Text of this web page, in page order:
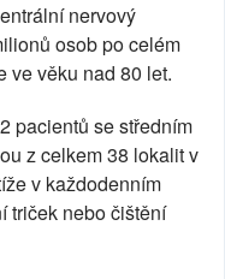
nervový
osob po celém
ve věku nad 80 let.
pacientů se středním
z celkem 38 lokalit v
v každodenním
triček nebo čištění